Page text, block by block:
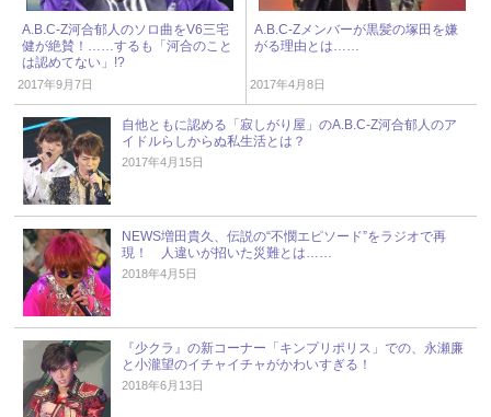
A.B.C-Z河合郁人のソロ曲をV6三宅
健が絶賛！……するも「河合のこと
は認めてない」!?
2017年9月7日
A.B.C-Zメンバーが黒髪の塚田を嫌
がる理由とは……
2017年4月8日
自他ともに認める「寂しがり屋」のA.B.C-Z河合郁人のア
イドルらしからぬ私生活とは？
2017年4月15日
NEWS増田貴久、伝説の“不憫エピソード”をラジオで再
現！ 人違いが招いた災難とは……
2018年4月5日
『少クラ』の新コーナー「キンプリポリス」での、永瀬廉
と小瀧望のイチャイチャがかわいすぎる！
2018年6月13日